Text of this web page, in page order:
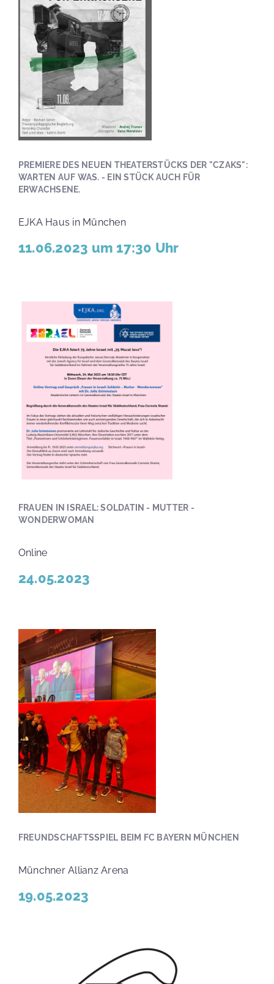
PREMIERE DES NEUEN THEATERSTÜCKS DER "CZAKS":
WARTEN AUF WAS. - EIN STÜCK AUCH FÜR
ERWACHSENE.
EJKA Haus in München
11.06.2023 um 17:30 Uhr
FRAUEN IN ISRAEL: SOLDATIN - MUTTER -
WONDERWOMAN
Online
24.05.2023
FREUNDSCHAFTSSPIEL BEIM FC BAYERN MÜNCHEN
Münchner Allianz Arena
19.05.2023